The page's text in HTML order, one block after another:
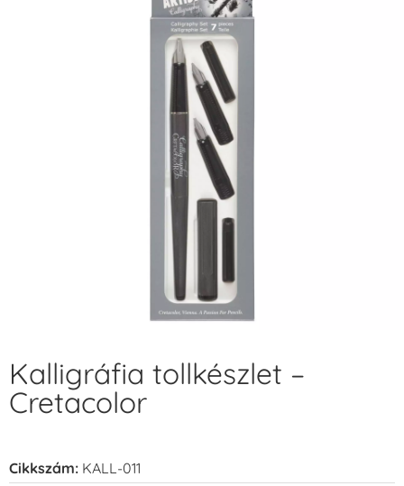
Kalligráfia tollkészlet –
Cretacolor
Cikkszám: KALL-011